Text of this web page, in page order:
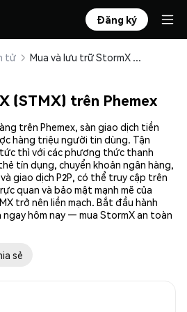
Đăng ký
tử Mua và lưu trữ StormX (STMX) an toàn
(STMX) trên Phemex
trên Phemex, sàn giao dịch tiền
hàng triệu người tin dùng. Tận
thì với các phương thức thanh
tín dụng, chuyển khoản ngân hàng,
giao dịch P2P, có thể truy cập trên
quan và bảo mật mạnh mẽ của
trở nên liền mạch. Bắt đầu hành
hôm nay — mua StormX an toàn
sẻ